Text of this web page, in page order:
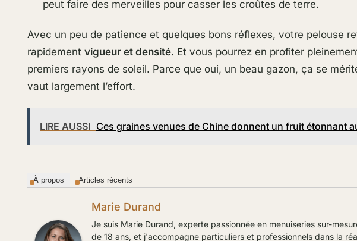
peut faire des merveilles pour casser les croûtes de terre.
Avec un peu de patience et quelques bons réflexes, votre pelouse
rapidement vigueur et densité. Et vous pourrez en profiter
premiers rayons de soleil. Parce que oui, un beau gazon, ça se
vaut largement l’effort.
LIRE AUSSI Ces graines venues de Chine donnent un fruit étonnant
À propos Articles récents
Marie Durand
Je suis Marie Durand, experte passionnée en menuiseries sur-
de 18 ans, et j'accompagne particuliers et professionnels dans la